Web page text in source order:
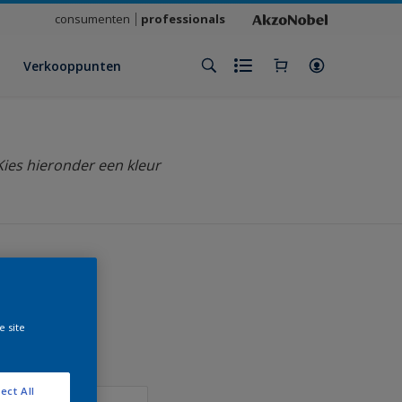
consumenten professionals
Verkooppunten
hieronder een kleur
site
All